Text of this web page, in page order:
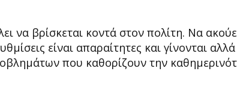
να βρίσκεται κοντά στον πολίτη. Να
είναι απαραίτητες και γίνονται
που καθορίζουν την